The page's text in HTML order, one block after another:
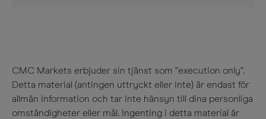
CMC Markets erbjuder sin tjänst som ”execution only”.
Detta material (antingen uttryckt eller inte) är endast för
allmän information och tar inte hänsyn till dina personliga
omständigheter eller mål. Ingenting i detta material är